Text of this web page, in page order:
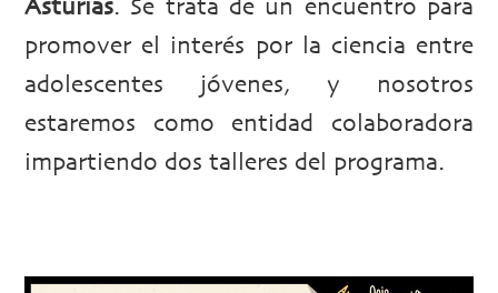
Asturias. Se trata de un encuentro para
promover el interés por la ciencia entre
adolescentes jóvenes, y nosotros
estaremos como entidad colaboradora
impartiendo dos talleres del programa.